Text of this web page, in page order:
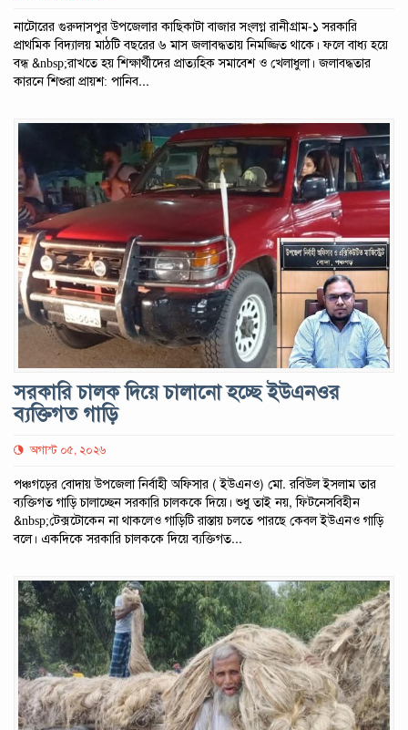
নাটোরের গুরুদাসপুর উপজেলার কাছিকাটা বাজার সংলগ্ন রানীগ্রাম-১ সরকারি
প্রাথমিক বিদ্যালয় মাঠটি বছরের ৬ মাস জলাবদ্ধতায় নিমজ্জিত থাকে। ফলে বাধ্য হয়ে
বন্ধ &nbsp;রাখতে হয় শিক্ষার্থীদের প্রাত্যহিক সমাবেশ ও খেলাধুলা। জলাবদ্ধতার
কারনে শিশুরা প্রায়শ: পানিব...
সরকারি চালক দিয়ে চালানো হচ্ছে ইউএনওর
ব্যক্তিগত গাড়ি
অগাস্ট ০৫, ২০২৬
পঞ্চগড়ের বোদায় উপজেলা নির্বাহী অফিসার ( ইউএনও) মো. রবিউল ইসলাম তার
ব্যক্তিগত গাড়ি চালাচ্ছেন সরকারি চালককে দিয়ে। শুধু তাই নয়, ফিটনেসবিহীন
&nbsp;টেক্সটোকেন না থাকলেও গাড়িটি রাস্তায় চলতে পারছে কেবল ইউএনও গাড়ি
বলে। একদিকে সরকারি চালককে দিয়ে ব্যক্তিগত...